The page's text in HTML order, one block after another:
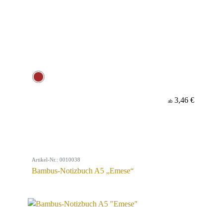
ab 3,46 €
Artikel-Nr.: 0010038
Bambus-Notizbuch A5 „Emese“